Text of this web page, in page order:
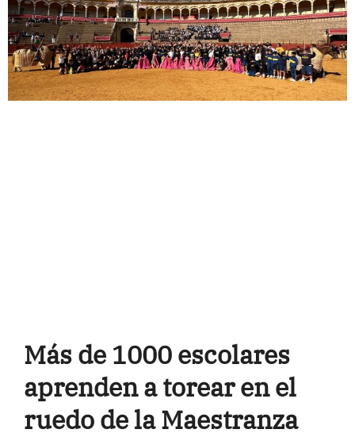
Más de 1000 escolares
aprenden a torear en el
ruedo de la Maestranza